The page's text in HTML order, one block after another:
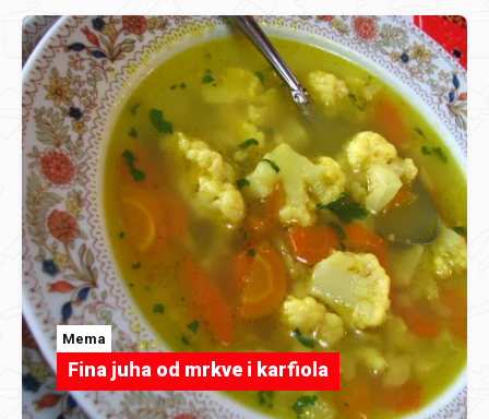
Mema
Fina juha od mrkve i karfiola